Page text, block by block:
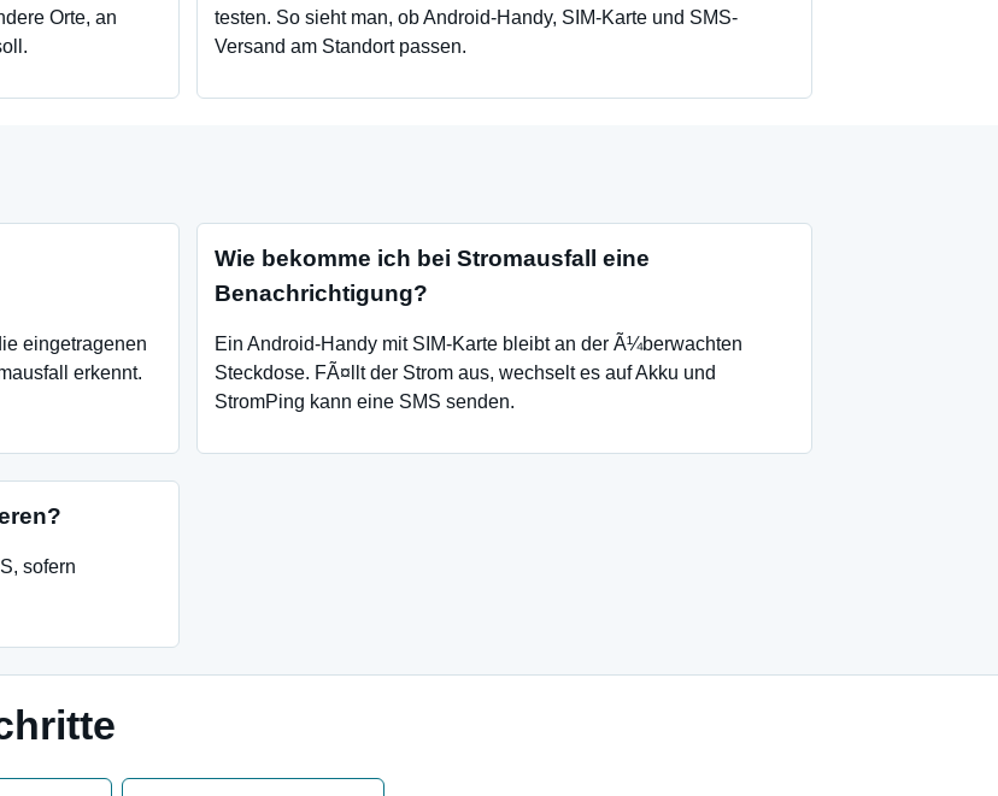
Orte, an
testen. So sieht man, ob Android-Handy, SIM-Karte und SMS-
Versand am Standort passen.
eingetragenen
erkennt.
Wie bekomme ich bei Stromausfall eine
Benachrichtigung?
Ein Android-Handy mit SIM-Karte bleibt an der Ã¼berwachten
Steckdose. FÃ¤llt der Strom aus, wechselt es auf Akku und
StromPing kann eine SMS senden.
sofern